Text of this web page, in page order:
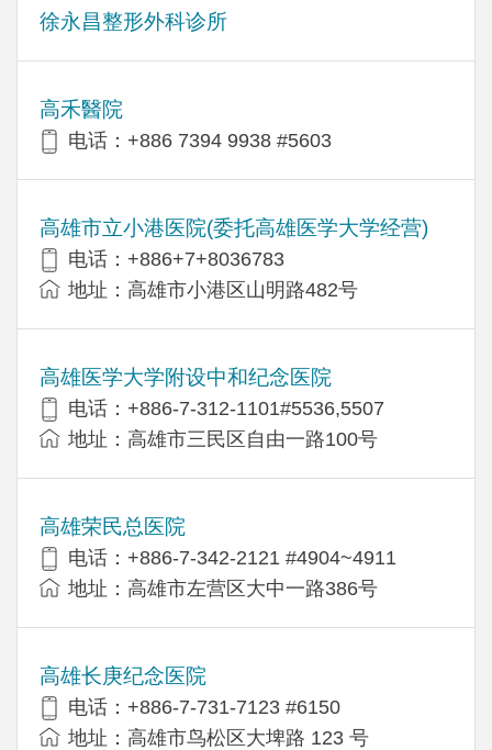
徐永昌整形外科诊所
高禾醫院
电话：+886 7394 9938 #5603
高雄市立小港医院(委托高雄医学大学经营)
电话：+886+7+8036783
地址：高雄市小港区山明路482号
高雄医学大学附设中和纪念医院
电话：+886-7-312-1101#5536,5507
地址：高雄市三民区自由一路100号
高雄荣民总医院
电话：+886-7-342-2121 #4904~4911
地址：高雄市左营区大中一路386号
高雄长庚纪念医院
电话：+886-7-731-7123 #6150
地址：高雄市鸟松区大埤路 123 号